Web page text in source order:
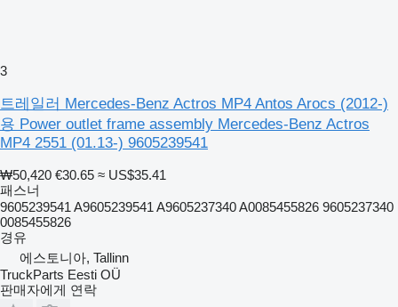
3
트레일러 Mercedes-Benz Actros MP4 Antos Arocs (2012-)
용 Power outlet frame assembly Mercedes-Benz Actros
MP4 2551 (01.13-) 9605239541
₩50,420 €30.65 ≈ US$35.41
패스너
9605239541 A9605239541 A9605237340 A0085455826 9605237340
0085455826
경유
에스토니아, Tallinn
TruckParts Eesti OÜ
판매자에게 연락